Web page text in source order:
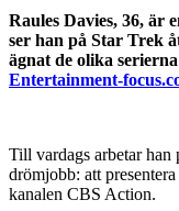
Raules Davies, 36, är
ser han på Star Trek
ägnat de olika
Entertainment-
Till vardags arbetar han
drömjobb: att
kanalen CBS Action.